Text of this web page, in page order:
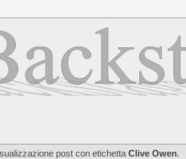
post con etichettaClive Owen.